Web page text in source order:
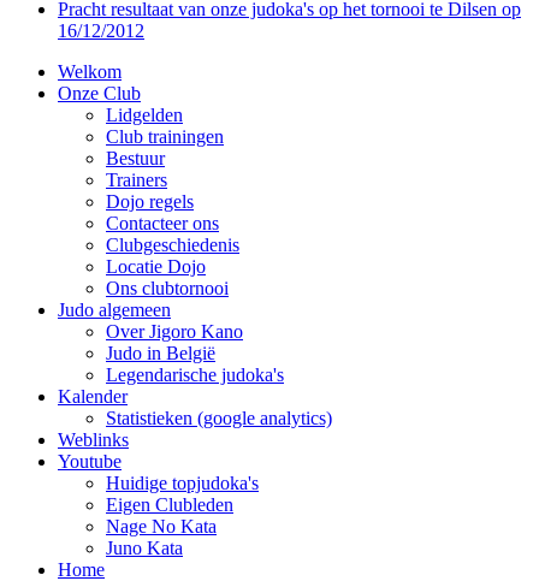
Pracht resultaat van onze judoka's op het tornooi te Dilsen op
16/12/2012
Welkom
Onze Club
Lidgelden
Club trainingen
Bestuur
Trainers
Dojo regels
Contacteer ons
Clubgeschiedenis
Locatie Dojo
Ons clubtornooi
Judo algemeen
Over Jigoro Kano
Judo in België
Legendarische judoka's
Kalender
Statistieken (google analytics)
Weblinks
Youtube
Huidige topjudoka's
Eigen Clubleden
Nage No Kata
Juno Kata
Home